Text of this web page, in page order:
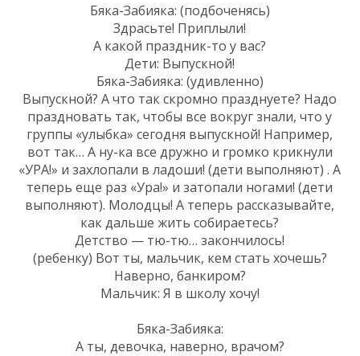
Бяка-Забияка: (подбоченясь)
Здрасьте! Приплыли!
А какой праздник-то у вас?
Дети: Выпускной!
Бяка-Забияка: (удивленно)
Выпускной? А что так скромно празднуете? Надо
праздновать так, чтобы все вокруг знали, что у
группы «улыбка» сегодня выпускной! Например,
вот так… А ну-ка все дружно и громко крикнули
«УРА!» и захлопали в ладоши! (дети выполняют) . А
теперь еще раз «Ура!» и затопали ногами! (дети
выполняют). Молодцы! А теперь рассказывайте,
как дальше жить собираетесь?
Детство — тю-тю… закончилось!
(ребенку) Вот ты, мальчик, кем стать хочешь?
Наверно, банкиром?
Мальчик: Я в школу хочу!
Бяка-Забияка:
А ты, девочка, наверно, врачом?